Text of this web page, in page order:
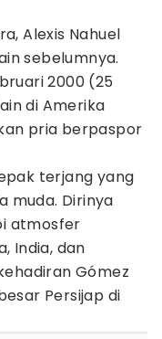
Alexis Nahuel
sebelumnya.
2000 (25
di Amerika
pria berpaspor
terjang yang
muda. Dirinya
atmosfer
India, dan
Gómez
Persijap di